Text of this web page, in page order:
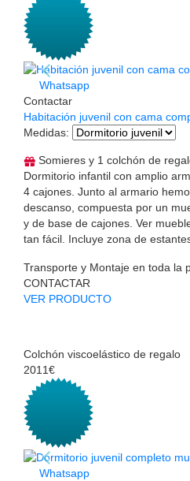
Whatsapp
Contactar
Habitación juvenil con cama
Medidas:
Somieres y 1 colchón de
Dormitorio infantil con amplio
4 cajones. Junto al armario
descanso, compuesta por un
y de base de cajones. Ver
tan fácil. Incluye zona de
Transporte y Montaje en toda la
CONTACTAR
VER PRODUCTO
Colchón viscoelástico de regalo
2011€
Whatsapp